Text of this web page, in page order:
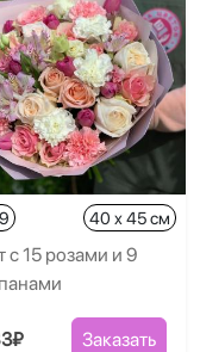
40 x 45 см
с 15 розами и 9
Заказать